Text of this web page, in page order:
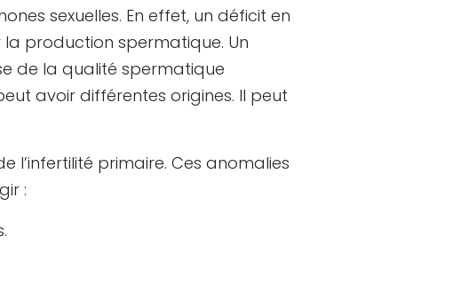
sexuelles. En effet, un déficit en
production spermatique. Un
de la qualité spermatique
avoir différentes origines. Il peut
l’infertilité primaire. Ces anomalies
: